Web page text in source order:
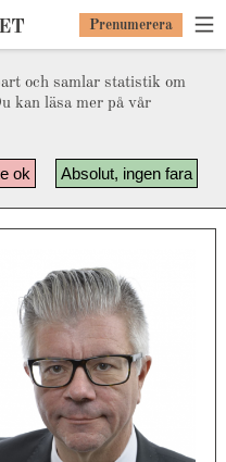
och samlar statistik om
kan läsa mer på vår
Absolut, ingen fara
ok
Prenumerera